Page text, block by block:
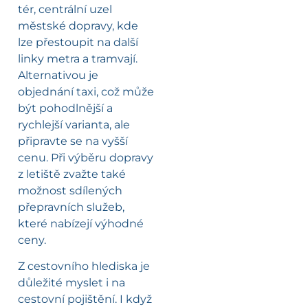
tér, centrální uzel
městské dopravy, kde
lze přestoupit na další
linky metra a tramvají.
Alternativou je
objednání taxi, což může
být pohodlnější a
rychlejší varianta, ale
připravte se na vyšší
cenu. Při výběru dopravy
z letiště zvažte také
možnost sdílených
přepravních služeb,
které nabízejí výhodné
ceny.
Z cestovního hlediska je
důležité myslet i na
cestovní pojištění. I když